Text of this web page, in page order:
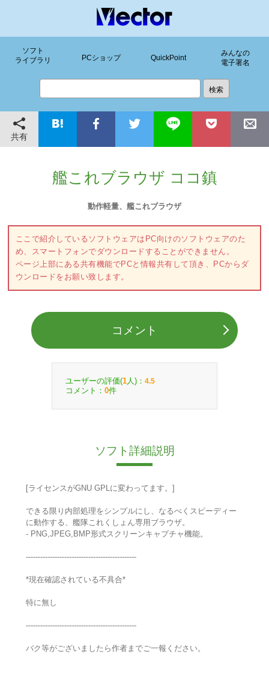
ソフト
ライブラリ
PCショップ QuickPoint
みんなの
電子署名
共有
艦これブラウザ ココ鎮
動作軽量、艦これブラウザ
ここで紹介しているソフトウェアはPC向けのソフトウェアのた
め、スマートフォンでダウンロードすることができません。
ページ上部にある共有機能でPCと情報共有して頂き、PCからダ
ウンロードをお願い致します。
コメント
ユーザーの評価(1 人)： 4.5
コメント： 0件
ソフト詳細説明
[ライセンスがGNU GPLに変わってます。]
できる限り内部処理をシンプルにし、なるべくスピーディー
に動作する、艦隊これくしょん専用ブラウザ。
- PNG,JPEG,BMP形式スクリーンキャプチャ機能。
----------------------------------------------
*現在確認されている不具合*
特に無し
----------------------------------------------
バク等がございましたら作者までご一報ください。